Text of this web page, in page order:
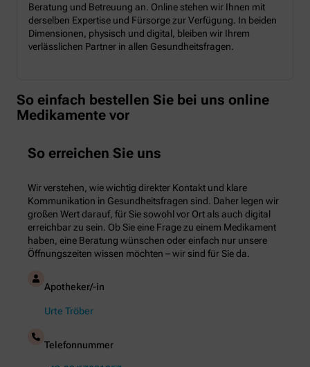
Beratung und Betreuung an. Online stehen wir Ihnen mit
derselben Expertise und Fürsorge zur Verfügung. In beiden
Dimensionen, physisch und digital, bleiben wir Ihrem
verlässlichen Partner in allen Gesundheitsfragen.
So einfach bestellen Sie bei uns online
Medikamente vor
So erreichen Sie uns
Wir verstehen, wie wichtig direkter Kontakt und klare
Kommunikation in Gesundheitsfragen sind. Daher legen wir
großen Wert darauf, für Sie sowohl vor Ort als auch digital
erreichbar zu sein. Ob Sie eine Frage zu einem Medikament
haben, eine Beratung wünschen oder einfach nur unsere
Öffnungszeiten wissen möchten – wir sind für Sie da.
Apotheker/-in
Urte Tröber
Telefonnummer